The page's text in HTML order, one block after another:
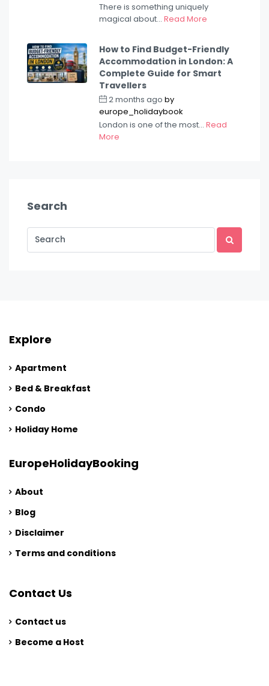
There is something uniquely
magical about... Read More
How to Find Budget-Friendly
Accommodation in London: A
Complete Guide for Smart
Travellers
2 months ago by
europe_holidaybook
London is one of the most... Read
More
Search
Explore
Apartment
Bed & Breakfast
Condo
Holiday Home
EuropeHolidayBooking
About
Blog
Disclaimer
Terms and conditions
Contact Us
Contact us
Become a Host